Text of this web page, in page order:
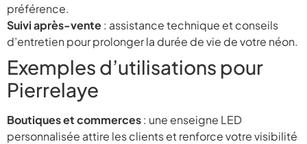
préférence.
Suivi après-vente: assistance technique et conseils
d’entretien pour prolonger la durée de vie de votre néon.
Exemples d’utilisations pour
Pierrelaye
Boutiques et commerces: une enseigne LED
personnalisée attire les clients et renforce votre visibilité